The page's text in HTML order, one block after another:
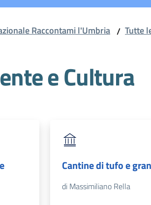
Raccontami l'Umbria / Tutte
e Cultura
Cantine di tufo e
di Massimiliano Rella